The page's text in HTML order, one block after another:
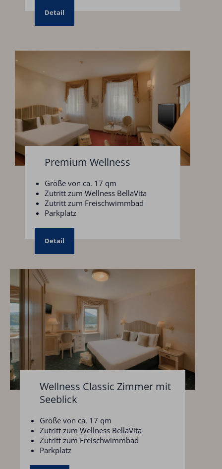
Detail
Premium Wellness
Größe von ca. 17 qm
Zutritt zum Wellness BellaVita
Zutritt zum Freischwimmbad
Parkplatz
Detail
Wellness Classic Zimmer mit
Seeblick
Größe von ca. 17 qm
Zutritt zum Wellness BellaVita
Zutritt zum Freischwimmbad
Parkplatz